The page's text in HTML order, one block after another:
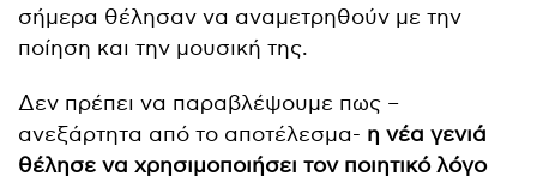
σήμερα θέλησαν να αναμετρηθούν με την
ποίηση και την μουσική της.
Δεν πρέπει να παραβλέψουμε πως –
ανεξάρτητα από το αποτέλεσμα- η νέα γενιά
θέλησε να χρησιμοποιήσει τον ποιητικό λόγο